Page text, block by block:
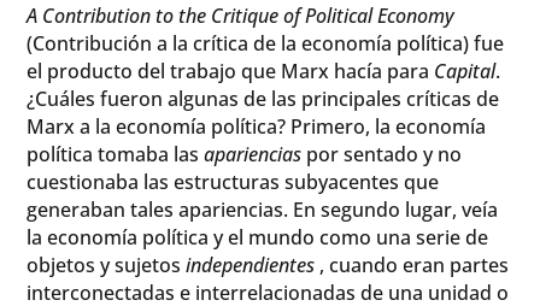
A Contribution to the Critique of Political Economy
(Contribución a la crítica de la economía política) fue
el producto del trabajo que Marx hacía para Capital.
¿Cuáles fueron algunas de las principales críticas de
Marx a la economía política? Primero, la economía
política tomaba lasapariencias por sentado y no
cuestionaba las estructuras subyacentes que
generaban tales apariencias. En segundo lugar, veía
la economía política y el mundo como una serie de
objetos y sujetosindependientes , cuando eran partes
interconectadas e interrelacionadas de una unidad o